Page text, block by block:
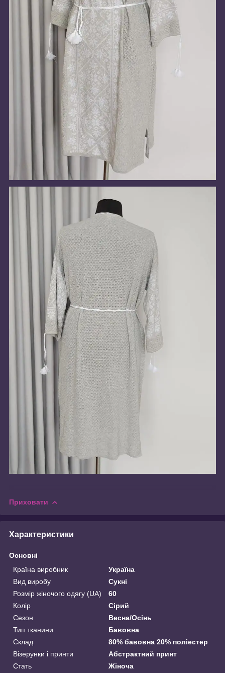
Приховати
Характеристики
Основні
Країна виробник
Україна
Вид виробу
Сукні
Розмір жіночого одягу (UA)
60
Колір
Сірий
Сезон
Весна/Осінь
Тип тканини
Бавовна
Склад
80% бавовна 20% поліестер
Візерунки і принти
Абстрактний принт
Стать
Жіноча